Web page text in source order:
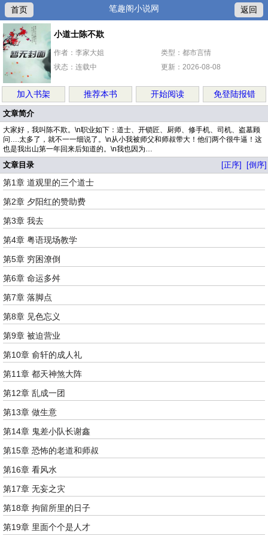
首页 笔趣阁小说网 返回
小道士陈不欺
作者：李家大姐
类型：都市言情
状态：连载中
更新：2026-08-08
加入书架 推荐本书 开始阅读 免登陆报错
文章简介
大家好，我叫陈不欺。\n职业如下：道士、开锁匠、厨师、修手机、司机、盗墓顾
问….太多了，就不一一细说了。\n从小我被师父和师叔带大！他们两个很牛逼！这
也是我出山第一年回来后知道的。\n我也因为…
文章目录 [正序] [倒序]
第1章 道观里的三个道士
第2章 夕阳红的赞助费
第3章 我去
第4章 粤语现场教学
第5章 穷困潦倒
第6章 命运多舛
第7章 落脚点
第8章 见色忘义
第9章 被迫营业
第10章 俞轩的成人礼
第11章 都天神煞大阵
第12章 乱成一团
第13章 做生意
第14章 鬼差小队长谢鑫
第15章 恐怖的老道和师叔
第16章 看风水
第17章 无妄之灾
第18章 拘留所里的日子
第19章 里面个个是人才